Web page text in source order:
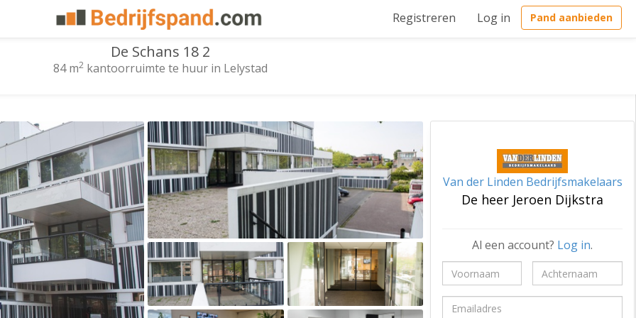
Registreren Log in Pand aanbieden
De Schans 18 2
84 m2 kantoorruimte te huur in Lelystad
Van der Linden Bedrijfsmakelaars
De heer Jeroen Dijkstra
Al een account? Log in.